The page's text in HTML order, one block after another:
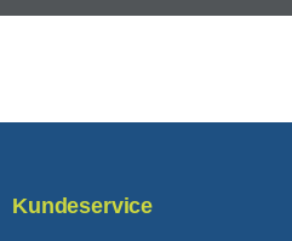
Kundeservice